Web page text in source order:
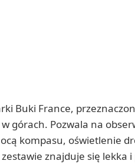
Buki France,
górach. Pozwala na
kompasu, oświetlenie
znajduje się lekka